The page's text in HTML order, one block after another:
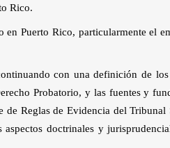
Rico.
Puerto Rico, particularmente el
con una definición de
Probatorio, y las fuentes y
Reglas de Evidencia del Tribunal
doctrinales y